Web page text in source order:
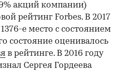
акций компании)
рейтинг Forbes. В 2017
е место с состоянием
состояние оценивалось
в рейтинге. В 2016 году
Сергея Гордеева